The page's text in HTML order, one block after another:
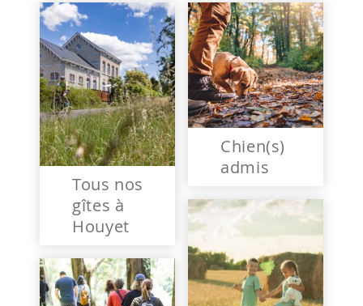
Tous nos
gîtes à
Houyet
Chien(s)
admis